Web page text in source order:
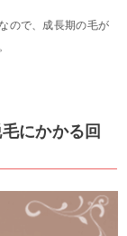
ので、成長期の毛が
にかかる回